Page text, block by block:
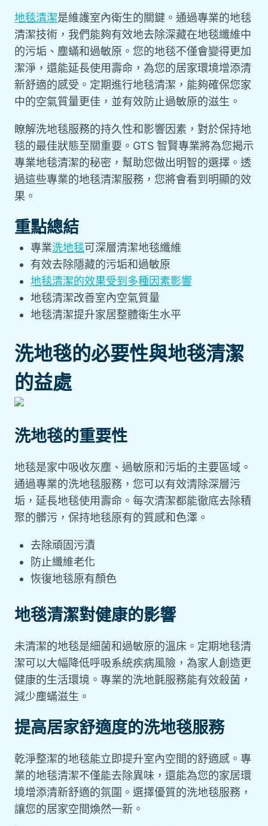
地毯清潔是維護室內衛生的關鍵。通過專業的地毯
清潔技術，我們能夠有效地去除深藏在地毯纖維中
的污垢、塵蟎和過敏原。您的地毯不僅會變得更加
潔淨，還能延長使用壽命，為您的居家環境增添清
新舒適的感受。定期進行地毯清潔，能夠確保您家
中的空氣質量更佳，並有效防止過敏原的滋生。
瞭解洗地毯服務的持久性和影響因素，對於保持地
毯的最佳狀態至關重要。GTS 智賢專業將為您揭示
專業地毯清潔的秘密，幫助您做出明智的選擇。透
過這些專業的地毯清潔服務，您將會看到明顯的效
果。
重點總結
專業洗地毯可深層清潔地毯纖維
有效去除隱藏的污垢和過敏原
地毯清潔的效果受到多種因素影響
地毯清潔改善室內空氣質量
地毯清潔提升家居整體衛生水平
洗地毯的必要性與地毯清潔
的益處
洗地毯的重要性
地毯是家中吸收灰塵、過敏原和污垢的主要區域。
通過專業的洗地毯服務，您可以有效清除深層污
垢，延長地毯使用壽命。每次清潔都能徹底去除積
聚的髒污，保持地毯原有的質感和色澤。
去除頑固污漬
防止纖維老化
恢復地毯原有顏色
地毯清潔對健康的影響
未清潔的地毯是細菌和過敏原的溫床。定期地毯清
潔可以大幅降低呼吸系統疾病風險，為家人創造更
健康的生活環境。專業的洗地氈服務能有效殺菌，
減少塵蟎滋生。
提高居家舒適度的洗地毯服務
乾淨整潔的地毯能立即提升室內空間的舒適感。專
業的地毯清潔不僅能去除異味，還能為您的家居環
境增添清新舒適的氛圍。選擇優質的洗地毯服務，
讓您的居家空間煥然一新。